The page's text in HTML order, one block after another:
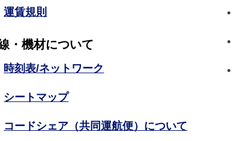
運賃規則
・機材について
時刻表/ネットワーク
シートマップ
コードシェア（共同運航便）について